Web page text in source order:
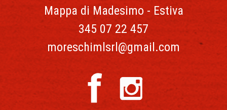
Mappa di Madesimo - Estiva
345 07 22 457
moreschimlsrl@gmail.com